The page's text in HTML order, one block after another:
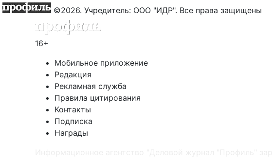
©2026. Учредитель: ООО "ИДР". Все права защищены
16+
Мобильное приложение
Редакция
Рекламная служба
Правила цитирования
Контакты
Подписка
Награды